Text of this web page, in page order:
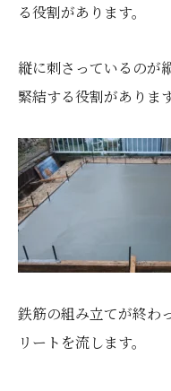
る役割があります。
縦に刺さっているのが
緊結する役割があります
鉄筋の組み立てが終わ
リートを流します。